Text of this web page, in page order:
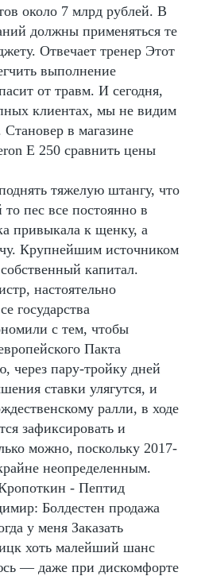
около 7 млрд рублей. В
должны применяться те
Отвечает тренер Этот
выполнение
от травм. И сегодня,
клиентах, мы не видим
в магазине
E 250 сравнить цены
тяжелую штангу, что
пес все постоянно в
привыкала к щенку, а
Крупнейшим источником
капитал.
настоятельно
государства
с тем, чтобы
Пакта
через пару-тройку дней
ставки улягутся, и
ралли, в ходе
зафиксировать и
можно, поскольку 2017-
неопределенным.
- Пептид
Болдестен продажа
у меня Заказать
хоть малейший шанс
— даже при дискомфорте